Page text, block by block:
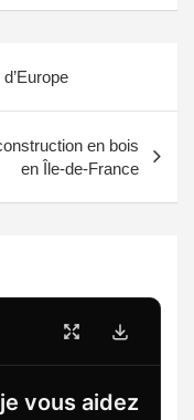
en bois
en Île-de-France
vous aidez